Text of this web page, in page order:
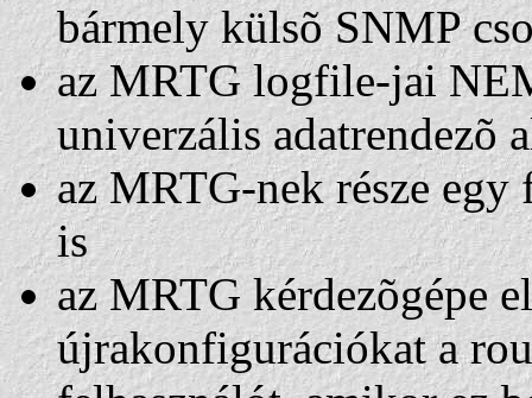
bármely külsõ SNMP
az MRTG logfile-jai
univerzális adatrendezõ
az MRTG-nek része
is
az MRTG kérdezõgépe
újrakonfigurációkat a